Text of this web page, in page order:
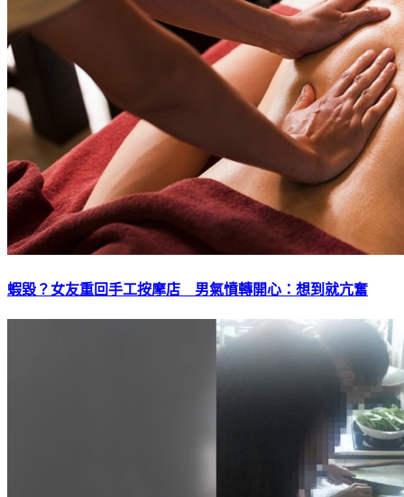
蝦毀？女友重回手工按摩店 男氣憤轉開心：想到就亢奮